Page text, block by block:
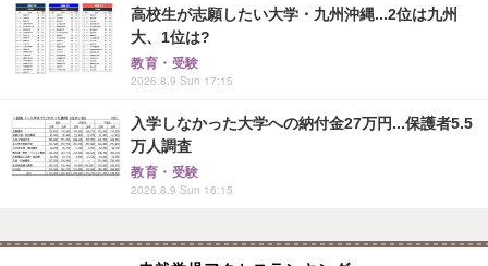
高校生が志願したい大学・九州沖縄...2位は九州
大、1位は?
教育・受験
2026.8.9 Sun 17:15
入学しなかった大学への納付金27万円...保護者5.5
万人調査
教育・受験
2026.8.9 Sun 16:15